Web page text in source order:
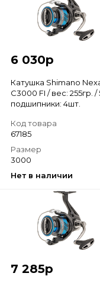
6 030р
Катушка Shimano
C3000 FI / вес: 255гр. /
подшипники: 4шт.
Код товара
67185
Размер
3000
Нет в наличии
7 285р